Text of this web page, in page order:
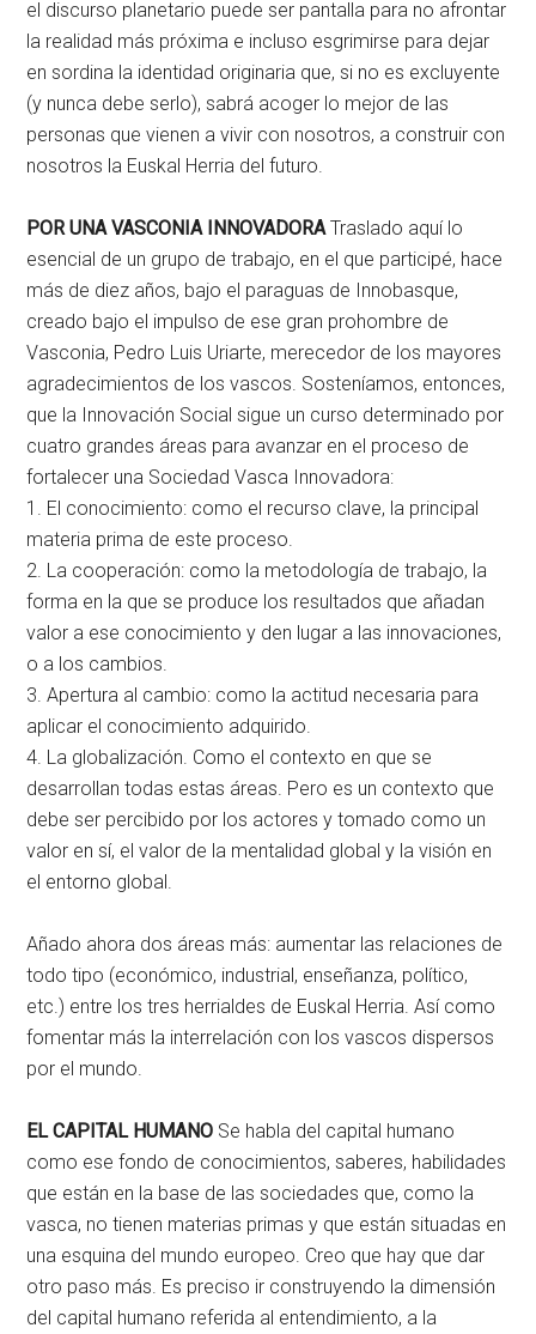
el discurso planetario puede ser pantalla para no afrontar
la realidad más próxima e incluso esgrimirse para dejar
en sordina la identidad originaria que, si no es excluyente
(y nunca debe serlo), sabrá acoger lo mejor de las
personas que vienen a vivir con nosotros, a construir con
nosotros la Euskal Herria del futuro.
POR UNA VASCONIA INNOVADORATraslado aquí lo
esencial de un grupo de trabajo, en el que participé, hace
más de diez años, bajo el paraguas de Innobasque,
creado bajo el impulso de ese gran prohombre de
Vasconia, Pedro Luis Uriarte, merecedor de los mayores
agradecimientos de los vascos. Sosteníamos, entonces,
que la Innovación Social sigue un curso determinado por
cuatro grandes áreas para avanzar en el proceso de
fortalecer una Sociedad Vasca Innovadora:
1. El conocimiento: como el recurso clave, la principal
materia prima de este proceso.
2. La cooperación: como la metodología de trabajo, la
forma en la que se produce los resultados que añadan
valor a ese conocimiento y den lugar a las innovaciones,
o a los cambios.
3. Apertura al cambio: como la actitud necesaria para
aplicar el conocimiento adquirido.
4. La globalización. Como el contexto en que se
desarrollan todas estas áreas. Pero es un contexto que
debe ser percibido por los actores y tomado como un
valor en sí, el valor de la mentalidad global y la visión en
el entorno global.
Añado ahora dos áreas más: aumentar las relaciones de
todo tipo (económico, industrial, enseñanza, político,
etc.) entre los tres herrialdes de Euskal Herria. Así como
fomentar más la interrelación con los vascos dispersos
por el mundo.
EL CAPITAL HUMANO Se habla del capital humano
como ese fondo de conocimientos, saberes, habilidades
que están en la base de las sociedades que, como la
vasca, no tienen materias primas y que están situadas en
una esquina del mundo europeo. Creo que hay que dar
otro paso más. Es preciso ir construyendo la dimensión
del capital humano referida al entendimiento, a la